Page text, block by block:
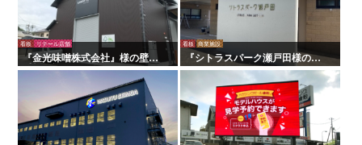
看板 リテール店舗
『金光味噌株式会社』様の壁面
看板の施工を行いました！
看板 商業施設
『シトラスパーク瀬戸田様のリ
ニューアルに伴う施工を行いま